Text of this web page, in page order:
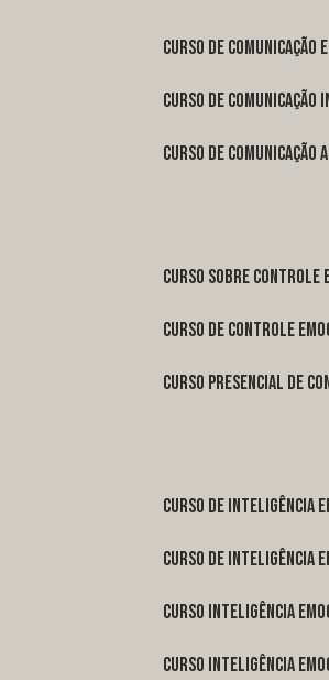
curso de
curso de
curso de comunicação
curso sobre controle
curso de controle
curso presencial de
curso de inteligência
curso de inteligência
curso inteligência
curso inteligência